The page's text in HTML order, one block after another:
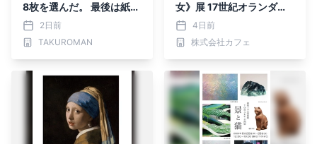
8枚を選んだ。 最後は紙を
切り、画鋲で留めた
2日前
TAKUROMAN
女》展 17世紀オランダ絵
画の名品、奇跡の再来日」
開催記念 鑑賞券とお食事
がセットになった特別プラ
4日前
株式会社カフェ